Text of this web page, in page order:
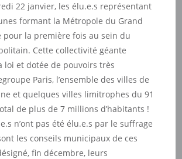
22 janvier, les élu.e.s représentant
formant la Métropole du Grand
pour la première fois au sein du
Cette collectivité géante
loi et dotée de pouvoirs très
Paris, l’ensemble des villes de
et quelques villes limitrophes du 91
de plus de 7 millions d’habitants !
n’ont pas été élu.e.s par le suffrage
les conseils municipaux de ces
fin décembre, leurs